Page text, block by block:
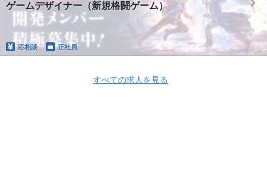
ゲームデザイナー（新規格闘ゲーム）
応相談 正社員
すべての求人を見る